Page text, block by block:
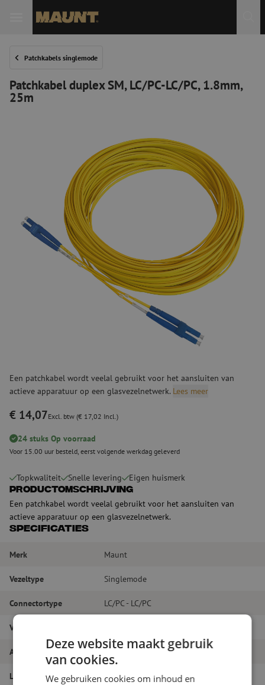
Patchkabels singlemode
Patchkabel duplex SM, LC/PC-LC/PC, 1.8mm,
25m
Een patchkabel wordt veelal gebruikt voor het aansluiten van
actieve apparatuur op een glasvezelnetwerk. Lees meer
€ 14,07Excl. btw (€ 17,02 Incl.)
24 stuks Op voorraad
Voor 15.00 uur besteld, eerst volgende werkdag geleverd
Topkwaliteit Snelle levering Eigen huismerk
Productomschrijving
Een patchkabel wordt veelal gebruikt voor het aansluiten van
actieve apparatuur op een glasvezelnetwerk.
Specificaties
Merk Maunt
Vezeltype Singlemode
Connectortype LC/PC - LC/PC
Vezelsoort
Aantal vezels Duplex
Lengte 25m
Deze website maakt gebruik
van cookies.
We gebruiken cookies om inhoud en